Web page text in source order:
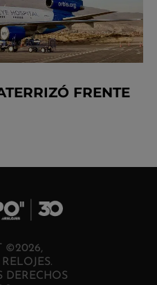
FRENTE
©2026,
DERECHOS